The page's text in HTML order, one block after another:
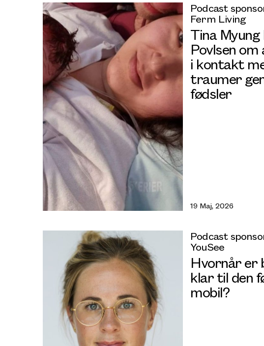
Podcast
Ferm Living
Tina Myung
Povlsen
i kontakt
traumer
fødsler
19 Maj, 2026
Podcast
YouSee
Hvornår er
klar til den
mobil?